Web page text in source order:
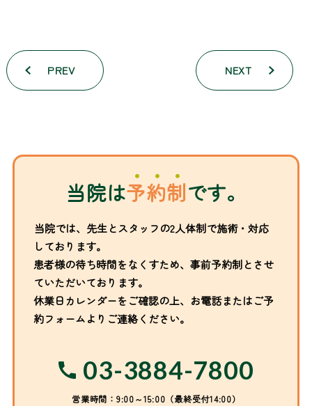
PREV NEXT
当院は予約制です。
当院では、先生とスタッフの2人体制で施術・対応
しております。
患者様の待ち時間をなくすため、事前予約制とさせ
ていただいております。
休業日カレンダーをご確認の上、お電話またはご予
約フォームよりご連絡ください。
03-3884-7800
営業時間：9:00～15:00（最終受付14:00）